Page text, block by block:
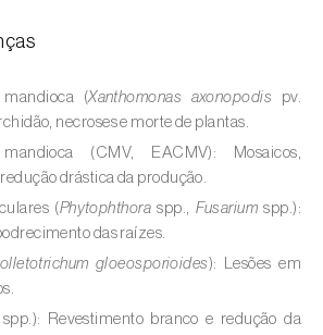
(Carpinus betulus)
spp. e Fagus spp.
Castanea sativa)
cepa)
spp.)
mandioca (Xanthomonas axonopodis pv.
necroses e morte de plantas.
(CMV, EACMV): Mosaicos,
drástica da produção.
(Phytophthora spp., Fusarium spp.):
das raízes.
gloeosporioides): Lesões em
spp.): Revestimento branco e redução da